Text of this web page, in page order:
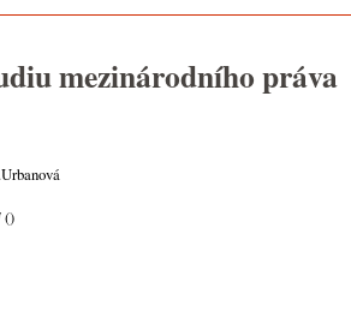
mezinárodního práva
()